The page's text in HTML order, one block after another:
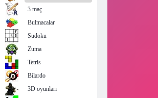
3 maç
Bulmacalar
Sudoku
Zuma
Tetris
Bilardo
3D oyunları